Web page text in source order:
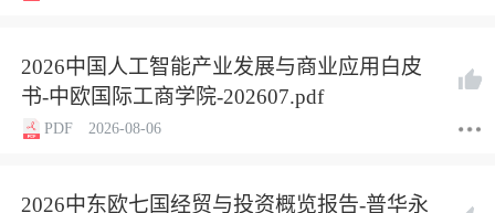
2026中国人工智能产业发展与商业应用白皮
书-中欧国际工商学院-202607.pdf
PDF 2026-08-06
2026中东欧七国经贸与投资概览报告-普华永